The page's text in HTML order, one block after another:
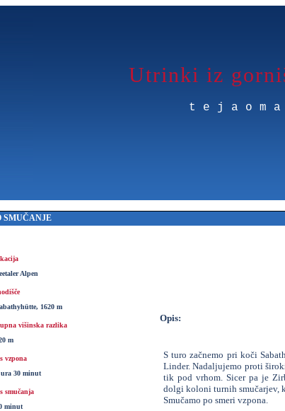
Utrinki iz
SMUČANJE
Alpen
1620 m
višinska razlika
m
vzpona
ura 30 minut
smučanja
minut
Opis:
S turo začnemo pri koči
Linder. Nadaljujemo proti
tik pod vrhom. Sicer pa je
dolgi koloni turnih smučarjev,
Smučamo po smeri vzpona.